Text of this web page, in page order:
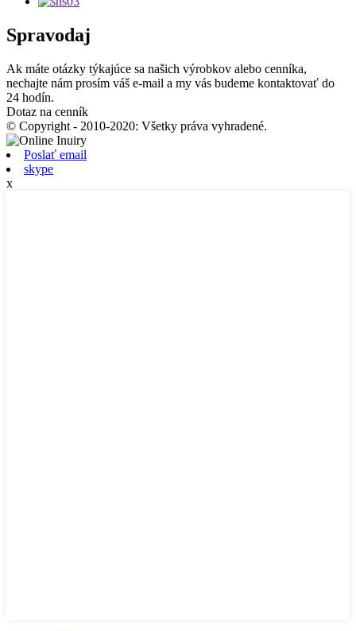
Spravodaj
Ak máte otázky týkajúce sa našich výrobkov alebo cenníka,
nechajte nám prosím váš e-mail a my vás budeme kontaktovať do
24 hodín.
Dotaz na cenník
© Copyright - 2010-2020: Všetky práva vyhradené.
Poslať email
skype
x